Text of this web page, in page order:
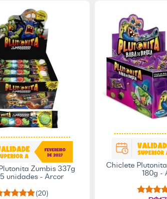
Zumbis 337g
unidades - Arcor
(20)
Chiclete
180g -